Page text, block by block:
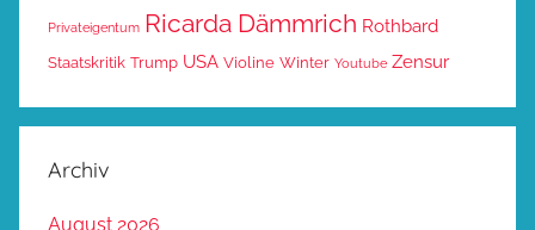
Privateigentum Ricarda Dämmrich Rothbard
Staatskritik Trump USA Violine Winter Youtube Zensur
Archiv
August 2026